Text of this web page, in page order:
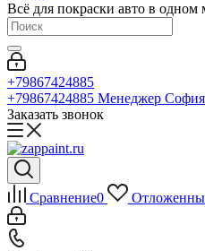
Всё для покраски авто в одном
+79867424885
+79867424885 Менеджер София
Заказать звонок
Сравнение0